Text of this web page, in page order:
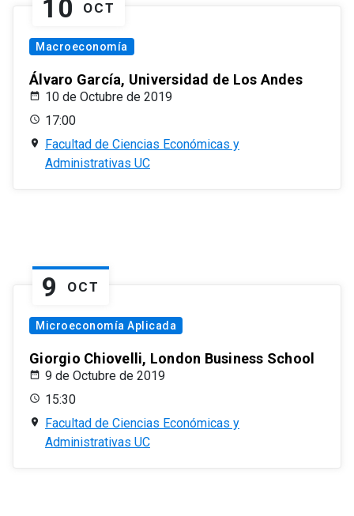
10 OCT
Macroeconomía
Álvaro García, Universidad de Los Andes
10 de Octubre de 2019
17:00
Facultad de Ciencias Económicas y
Administrativas UC
9 OCT
Microeconomía Aplicada
Giorgio Chiovelli, London Business School
9 de Octubre de 2019
15:30
Facultad de Ciencias Económicas y
Administrativas UC